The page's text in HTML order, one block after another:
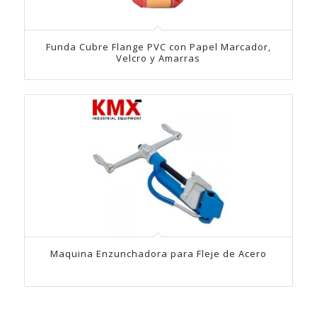
Funda Cubre Flange PVC con Papel Marcador,
Velcro y Amarras
Maquina Enzunchadora para Fleje de Acero